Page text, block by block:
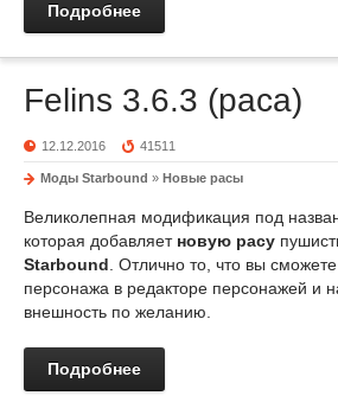
Подробнее
Felins 3.6.3 (раса)
12.12.2016 41511
Моды Starbound » Новые расы
Великолепная модификация под
которая добавляет новую расу
Starbound . Отлично то, что вы
персонажа в редакторе персонажей и
внешность по желанию.
Подробнее